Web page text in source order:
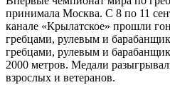
принимала Москва. С 8 по 11
канале «Крылатское» прошли
гребцами, рулевым и
гребцами, рулевым и
2000 метров. Медали
взрослых и ветеранов.